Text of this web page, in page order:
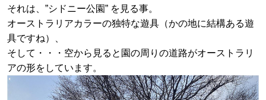
それは、”シドニー公園” を見る事。
オーストラリアカラーの独特な遊具（かの地に結構ある遊
具ですね）、
そして・・・空から見ると園の周りの道路がオーストラリ
アの形をしています。